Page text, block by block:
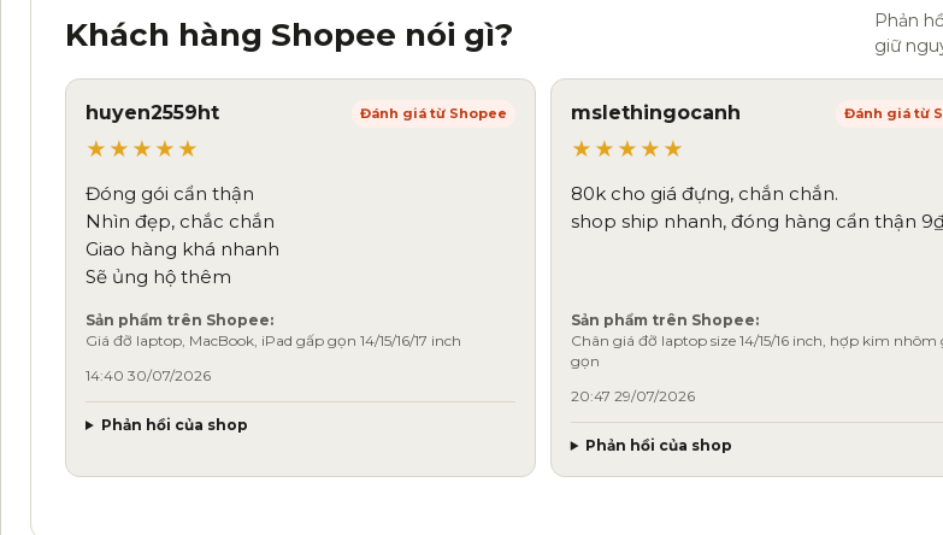
Khách hàng Shopee nói gì?
Phản
giữ
huyen2559ht Đánh giá từ Shopee
★★★★★
Đóng gói cẩn thận
Nhìn đẹp, chắc chắn
Giao hàng khá nhanh
Sẽ ủng hộ thêm
Sản phẩm trên Shopee:
Giá đỡ laptop, MacBook, iPad gấp gọn 14/15/16/17 inch
14:40 30/07/2026
Phản hồi của shop
mslethingocanh Đánh giá từ
★★★★★
80k cho giá đựng, chắn chắn.
shop ship nhanh, đóng hàng cẩn thận
Sản phẩm trên Shopee:
Chân giá đỡ laptop size 14/15/16 inch, hợp kim nhôm
gọn
20:47 29/07/2026
Phản hồi của shop